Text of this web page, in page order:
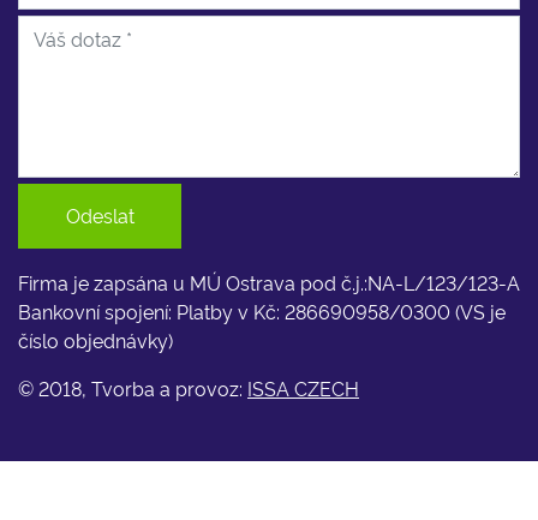
Odeslat
Firma je zapsána u MÚ Ostrava pod č.j.:NA-L/123/123-A
Bankovní spojení: Platby v Kč: 286690958/0300 (VS je
číslo objednávky)
© 2018, Tvorba a provoz: ISSA CZECH